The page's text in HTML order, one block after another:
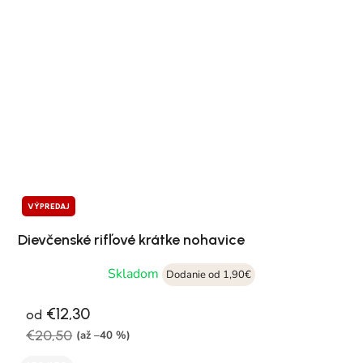
VÝPREDAJ
Dievčenské rifľové krátke nohavice
Skladom
Dodanie od 1,90€
od €12,30
€20,50 (až –40 %)